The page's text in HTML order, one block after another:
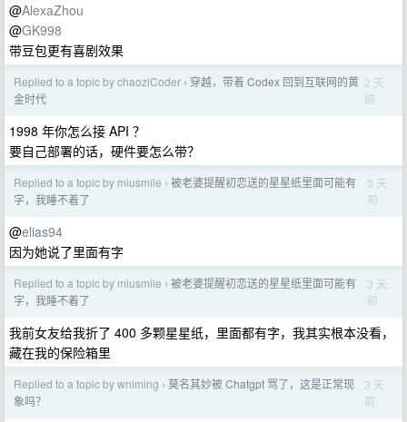
@AlexaZhou
@GK998
带豆包更有喜剧效果
Replied to a topic by chaoziCoder › 穿越，带着 Codex 回到互联网的黄
金时代
2 天
前
1998 年你怎么接 API ？
要自己部署的话，硬件要怎么带？
Replied to a topic by miusmile › 被老婆提醒初恋送的星星纸里面可能有
字，我睡不着了
3 天
前
@elias94
因为她说了里面有字
Replied to a topic by miusmile › 被老婆提醒初恋送的星星纸里面可能有
字，我睡不着了
3 天
前
我前女友给我折了 400 多颗星星纸，里面都有字，我其实根本没看，
藏在我的保险箱里
Replied to a topic by wniming › 莫名其妙被 Chatgpt 骂了，这是正常现
象吗？
3 天
前